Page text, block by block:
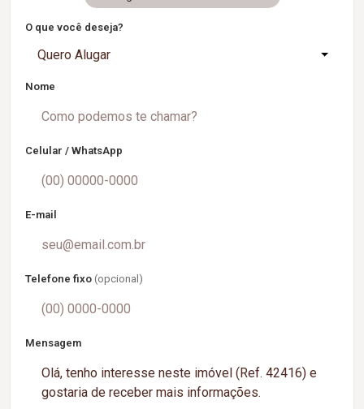
O que você deseja?
Quero Alugar
Nome
Celular / WhatsApp
E-mail
Telefone fixo (opcional)
Mensagem